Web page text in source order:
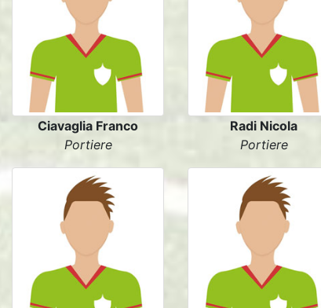
Ciavaglia Franco
Portiere
Radi Nicola
Portiere